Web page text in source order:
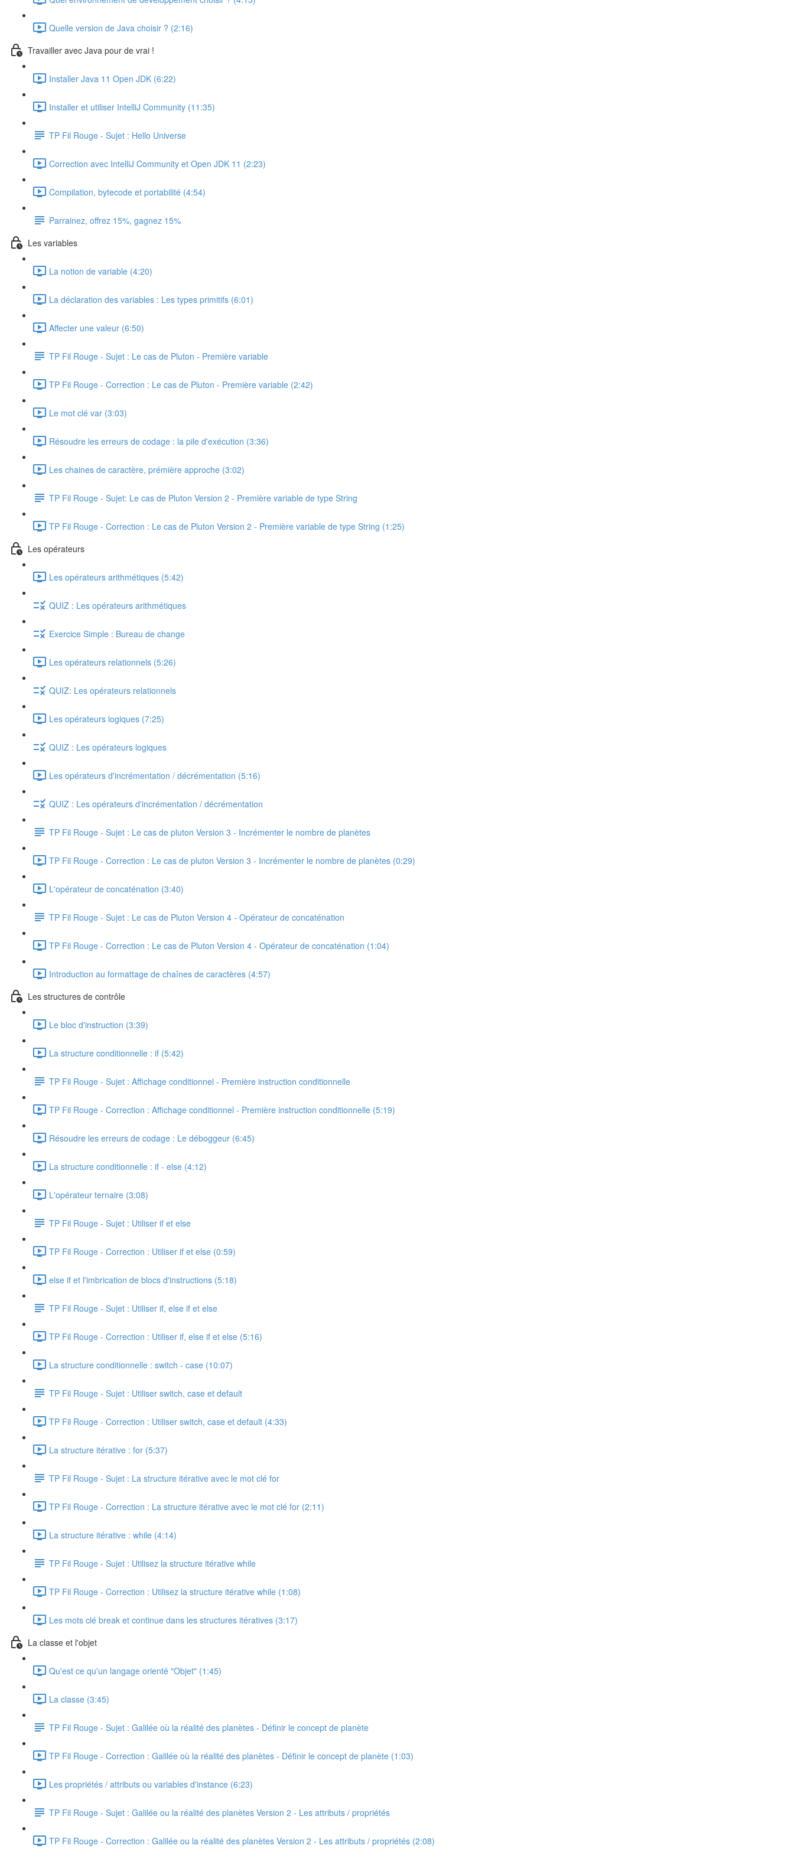
Quelle version de Java choisir ? (2:16)
Travailler avec Java pour de vrai !
Installer Java 11 Open JDK (6:22)
Installer et utiliser IntelliJ Community (11:35)
TP Fil Rouge - Sujet : Hello Universe
Correction avec IntelliJ Community et Open JDK 11 (2:23)
Compilation, bytecode et portabilité (4:54)
Parrainez, offrez 15%, gagnez 15%
Les variables
La notion de variable (4:20)
La déclaration des variables : Les types primitifs (6:01)
Affecter une valeur (6:50)
TP Fil Rouge - Sujet : Le cas de Pluton - Première variable
TP Fil Rouge - Correction : Le cas de Pluton - Première variable (2:42)
Le mot clé var (3:03)
Résoudre les erreurs de codage : la pile d'exécution (3:36)
Les chaines de caractère, prémière approche (3:02)
TP Fil Rouge - Sujet: Le cas de Pluton Version 2 - Première variable de type String
TP Fil Rouge - Correction : Le cas de Pluton Version 2 - Première variable de type String (1:25)
Les opérateurs
Les opérateurs arithmétiques (5:42)
QUIZ : Les opérateurs arithmétiques
Exercice Simple : Bureau de change
Les opérateurs relationnels (5:26)
QUIZ: Les opérateurs relationnels
Les opérateurs logiques (7:25)
QUIZ : Les opérateurs logiques
Les opérateurs d'incrémentation / décrémentation (5:16)
QUIZ : Les opérateurs d'incrémentation / décrémentation
TP Fil Rouge - Sujet : Le cas de pluton Version 3 - Incrémenter le nombre de planètes
TP Fil Rouge - Correction : Le cas de pluton Version 3 - Incrémenter le nombre de planètes (0:29)
L'opérateur de concaténation (3:40)
TP Fil Rouge - Sujet : Le cas de Pluton Version 4 - Opérateur de concaténation
TP Fil Rouge - Correction : Le cas de Pluton Version 4 - Opérateur de concaténation (1:04)
Introduction au formattage de chaînes de caractères (4:57)
Les structures de contrôle
Le bloc d'instruction (3:39)
La structure conditionnelle : if (5:42)
TP Fil Rouge - Sujet : Affichage conditionnel - Première instruction conditionnelle
TP Fil Rouge - Correction : Affichage conditionnel - Première instruction conditionnelle (5:19)
Résoudre les erreurs de codage : Le déboggeur (6:45)
La structure conditionnelle : if - else (4:12)
L'opérateur ternaire (3:08)
TP Fil Rouge - Sujet : Utiliser if et else
TP Fil Rouge - Correction : Utiliser if et else (0:59)
else if et l'imbrication de blocs d'instructions (5:18)
TP Fil Rouge - Sujet : Utiliser if, else if et else
TP Fil Rouge - Correction : Utiliser if, else if et else (5:16)
La structure conditionnelle : switch - case (10:07)
TP Fil Rouge - Sujet : Utiliser switch, case et default
TP Fil Rouge - Correction : Utiliser switch, case et default (4:33)
La structure itérative : for (5:37)
TP Fil Rouge - Sujet : La structure itérative avec le mot clé for
TP Fil Rouge - Correction : La structure itérative avec le mot clé for (2:11)
La structure itérative : while (4:14)
TP Fil Rouge - Sujet : Utilisez la structure itérative while
TP Fil Rouge - Correction : Utilisez la structure itérative while (1:08)
Les mots clé break et continue dans les structures itératives (3:17)
La classe et l'objet
Qu'est ce qu'un langage orienté "Objet" (1:45)
La classe (3:45)
TP Fil Rouge - Sujet : Galilée où la réalité des planètes - Définir le concept de planète
TP Fil Rouge - Correction : Galilée où la réalité des planètes - Définir le concept de planète (1:03)
Les propriétés / attributs ou variables d'instance (6:23)
TP Fil Rouge - Sujet : Galilée ou la réalité des planètes Version 2 - Les attributs / propriétés
TP Fil Rouge - Correction : Galilée ou la réalité des planètes Version 2 - Les attributs / propriétés (2:08)